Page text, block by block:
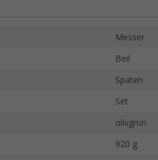
Messer
Beil
Spaten
Set
olivgrün
920 g